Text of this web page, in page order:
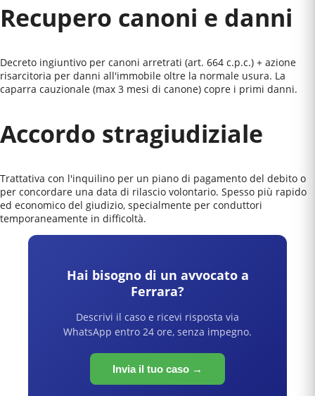
Recupero canoni e danni
Decreto ingiuntivo per canoni arretrati (art. 664 c.p.c.) + azione
risarcitoria per danni all'immobile oltre la normale usura. La
caparra cauzionale (max 3 mesi di canone) copre i primi danni.
Accordo stragiudiziale
Trattativa con l'inquilino per un piano di pagamento del debito o
per concordare una data di rilascio volontario. Spesso più rapido
ed economico del giudizio, specialmente per conduttori
temporaneamente in difficoltà.
Hai bisogno di un avvocato a
Ferrara?
Descrivi il caso e ricevi risposta via
WhatsApp entro 24 ore, senza impegno.
Invia il tuo caso →